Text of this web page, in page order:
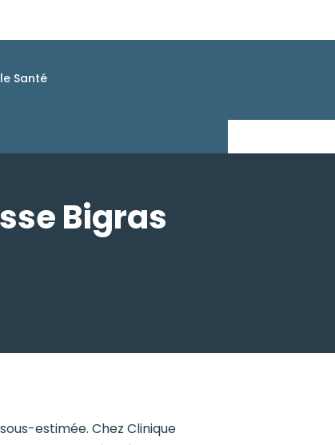
Santé
Bigras
estimée. Chez Clinique